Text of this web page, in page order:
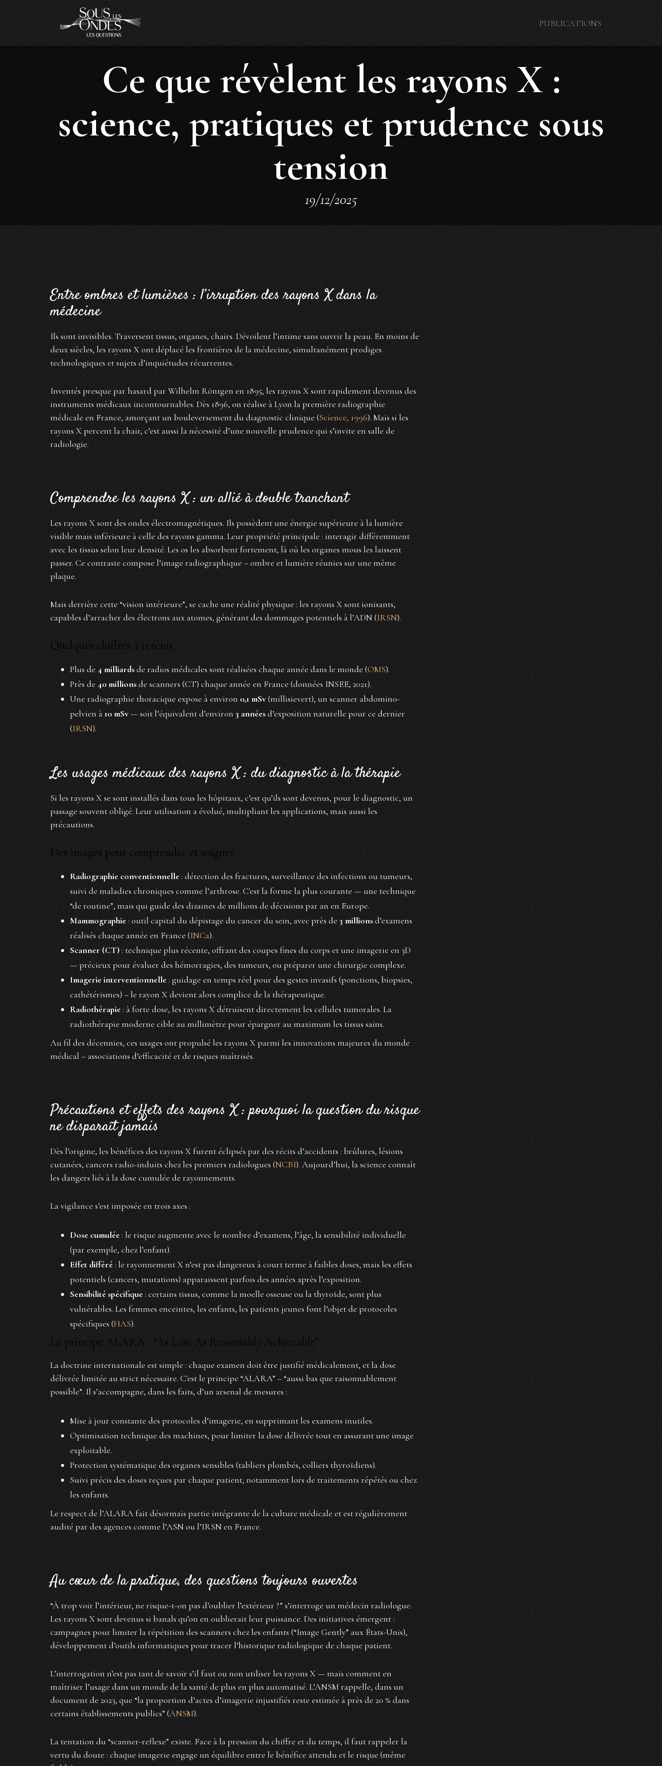
PUBLICATIONS
Ce que révèlent les rayons X :
science, pratiques et prudence sous
tension
19/12/2025
Entre ombres et lumières : l’irruption des rayons X dans la
médecine
Ils sont invisibles. Traversent tissus, organes, chairs. Dévoilent l’intime sans ouvrir la peau. En moins de
deux siècles, les rayons X ont déplacé les frontières de la médecine, simultanément prodiges
technologiques et sujets d’inquiétudes récurrentes.
Inventés presque par hasard par Wilhelm Röntgen en 1895, les rayons X sont rapidement devenus des
instruments médicaux incontournables. Dès 1896, on réalise à Lyon la première radiographie
médicale en France, amorçant un bouleversement du diagnostic clinique (Science, 1996). Mais si les
rayons X percent la chair, c’est aussi la nécessité d’une nouvelle prudence qui s’invite en salle de
radiologie.
Comprendre les rayons X : un allié à double tranchant
Les rayons X sont des ondes électromagnétiques. Ils possèdent une énergie supérieure à la lumière
visible mais inférieure à celle des rayons gamma. Leur propriété principale : interagir différemment
avec les tissus selon leur densité. Les os les absorbent fortement, là où les organes mous les laissent
passer. Ce contraste compose l’image radiographique – ombre et lumière réunies sur une même
plaque.
Mais derrière cette “vision intérieure”, se cache une réalité physique : les rayons X sont ionisants,
capables d’arracher des électrons aux atomes, générant des dommages potentiels à l’ADN (IRSN).
Quelques chiffres à retenir
Plus de 4 milliardsde radios médicales sont réalisées chaque année dans le monde (OMS).
Près de 40 millionsde scanners (CT) chaque année en France (données INSEE, 2021).
Une radiographie thoracique expose à environ 0,1 mSv(millisievert), un scanner abdomino-
pelvien à 10 mSv— soit l’équivalent d’environ 3 annéesd’exposition naturelle pour ce dernier
(IRSN).
Les usages médicaux des rayons X : du diagnostic à la thérapie
Si les rayons X se sont installés dans tous les hôpitaux, c’est qu’ils sont devenus, pour le diagnostic, un
passage souvent obligé. Leur utilisation a évolué, multipliant les applications, mais aussi les
précautions.
Des images pour comprendre et soigner
Radiographie conventionnelle: détection des fractures, surveillance des infections ou tumeurs,
suivi de maladies chroniques comme l’arthrose. C'est la forme la plus courante — une technique
“de routine”, mais qui guide des dizaines de millions de décisions par an en Europe.
Mammographie: outil capital du dépistage du cancer du sein, avec près de 3 millionsd’examens
réalisés chaque année en France (INCa).
Scanner (CT) : technique plus récente, offrant des coupes fines du corps et une imagerie en 3D
— précieux pour évaluer des hémorragies, des tumeurs, ou préparer une chirurgie complexe.
Imagerie interventionnelle: guidage en temps réel pour des gestes invasifs (ponctions, biopsies,
cathétérismes) – le rayon X devient alors complice de la thérapeutique.
Radiothérapie: à forte dose, les rayons X détruisent directement les cellules tumorales. La
radiothérapie moderne cible au millimètre pour épargner au maximum les tissus sains.
Au fil des décennies, ces usages ont propulsé les rayons X parmi les innovations majeures du monde
médical – associations d’efficacité et de risques maîtrisés.
Précautions et effets des rayons X : pourquoi la question du risque
ne disparaît jamais
Dès l’origine, les bénéfices des rayons X furent éclipsés par des récits d’accidents : brûlures, lésions
cutanées, cancers radio-induits chez les premiers radiologues (NCBI). Aujourd’hui, la science connaît
les dangers liés à la dose cumulée de rayonnements.
La vigilance s’est imposée en trois axes :
Dose cumulée: le risque augmente avec le nombre d’examens, l’âge, la sensibilité individuelle
(par exemple, chez l’enfant).
Effet différé : le rayonnement X n’est pas dangereux à court terme à faibles doses, mais les effets
potentiels (cancers, mutations) apparaissent parfois des années après l’exposition.
Sensibilité spécifique: certains tissus, comme la moelle osseuse ou la thyroïde, sont plus
vulnérables. Les femmes enceintes, les enfants, les patients jeunes font l’objet de protocoles
spécifiques (HAS).
Le principe ALARA : “As Low As Reasonably Achievable”
La doctrine internationale est simple : chaque examen doit être justifié médicalement, et la dose
délivrée limitée au strict nécessaire. C'est le principe “ALARA” – “aussi bas que raisonnablement
possible”. Il s’accompagne, dans les faits, d’un arsenal de mesures :
Mise à jour constante des protocoles d’imagerie, en supprimant les examens inutiles.
Optimisation technique des machines, pour limiter la dose délivrée tout en assurant une image
exploitable.
Protection systématique des organes sensibles (tabliers plombés, colliers thyroïdiens).
Suivi précis des doses reçues par chaque patient, notamment lors de traitements répétés ou chez
les enfants.
Le respect de l’ALARA fait désormais partie intégrante de la culture médicale et est régulièrement
audité par des agences comme l’ASN ou l’IRSN en France.
Au cœur de la pratique, des questions toujours ouvertes
“À trop voir l’intérieur, ne risque-t-on pas d’oublier l’extérieur ?” s’interroge un médecin radiologue.
Les rayons X sont devenus si banals qu’on en oublierait leur puissance. Des initiatives émergent :
campagnes pour limiter la répétition des scanners chez les enfants (“Image Gently” aux États-Unis),
développement d’outils informatiques pour tracer l’historique radiologique de chaque patient.
L’interrogation n’est pas tant de savoir s’il faut ou non utiliser les rayons X — mais comment en
maîtriser l’usage dans un monde de la santé de plus en plus automatisé. L’ANSM rappelle, dans un
document de 2023, que “la proportion d’actes d’imagerie injustifiés reste estimée à près de 20 % dans
certains établissements publics” (ANSM).
La tentation du “scanner-reflexe” existe. Face à la pression du chiffre et du temps, il faut rappeler la
vertu du doute : chaque imagerie engage un équilibre entre le bénéfice attendu et le risque (même